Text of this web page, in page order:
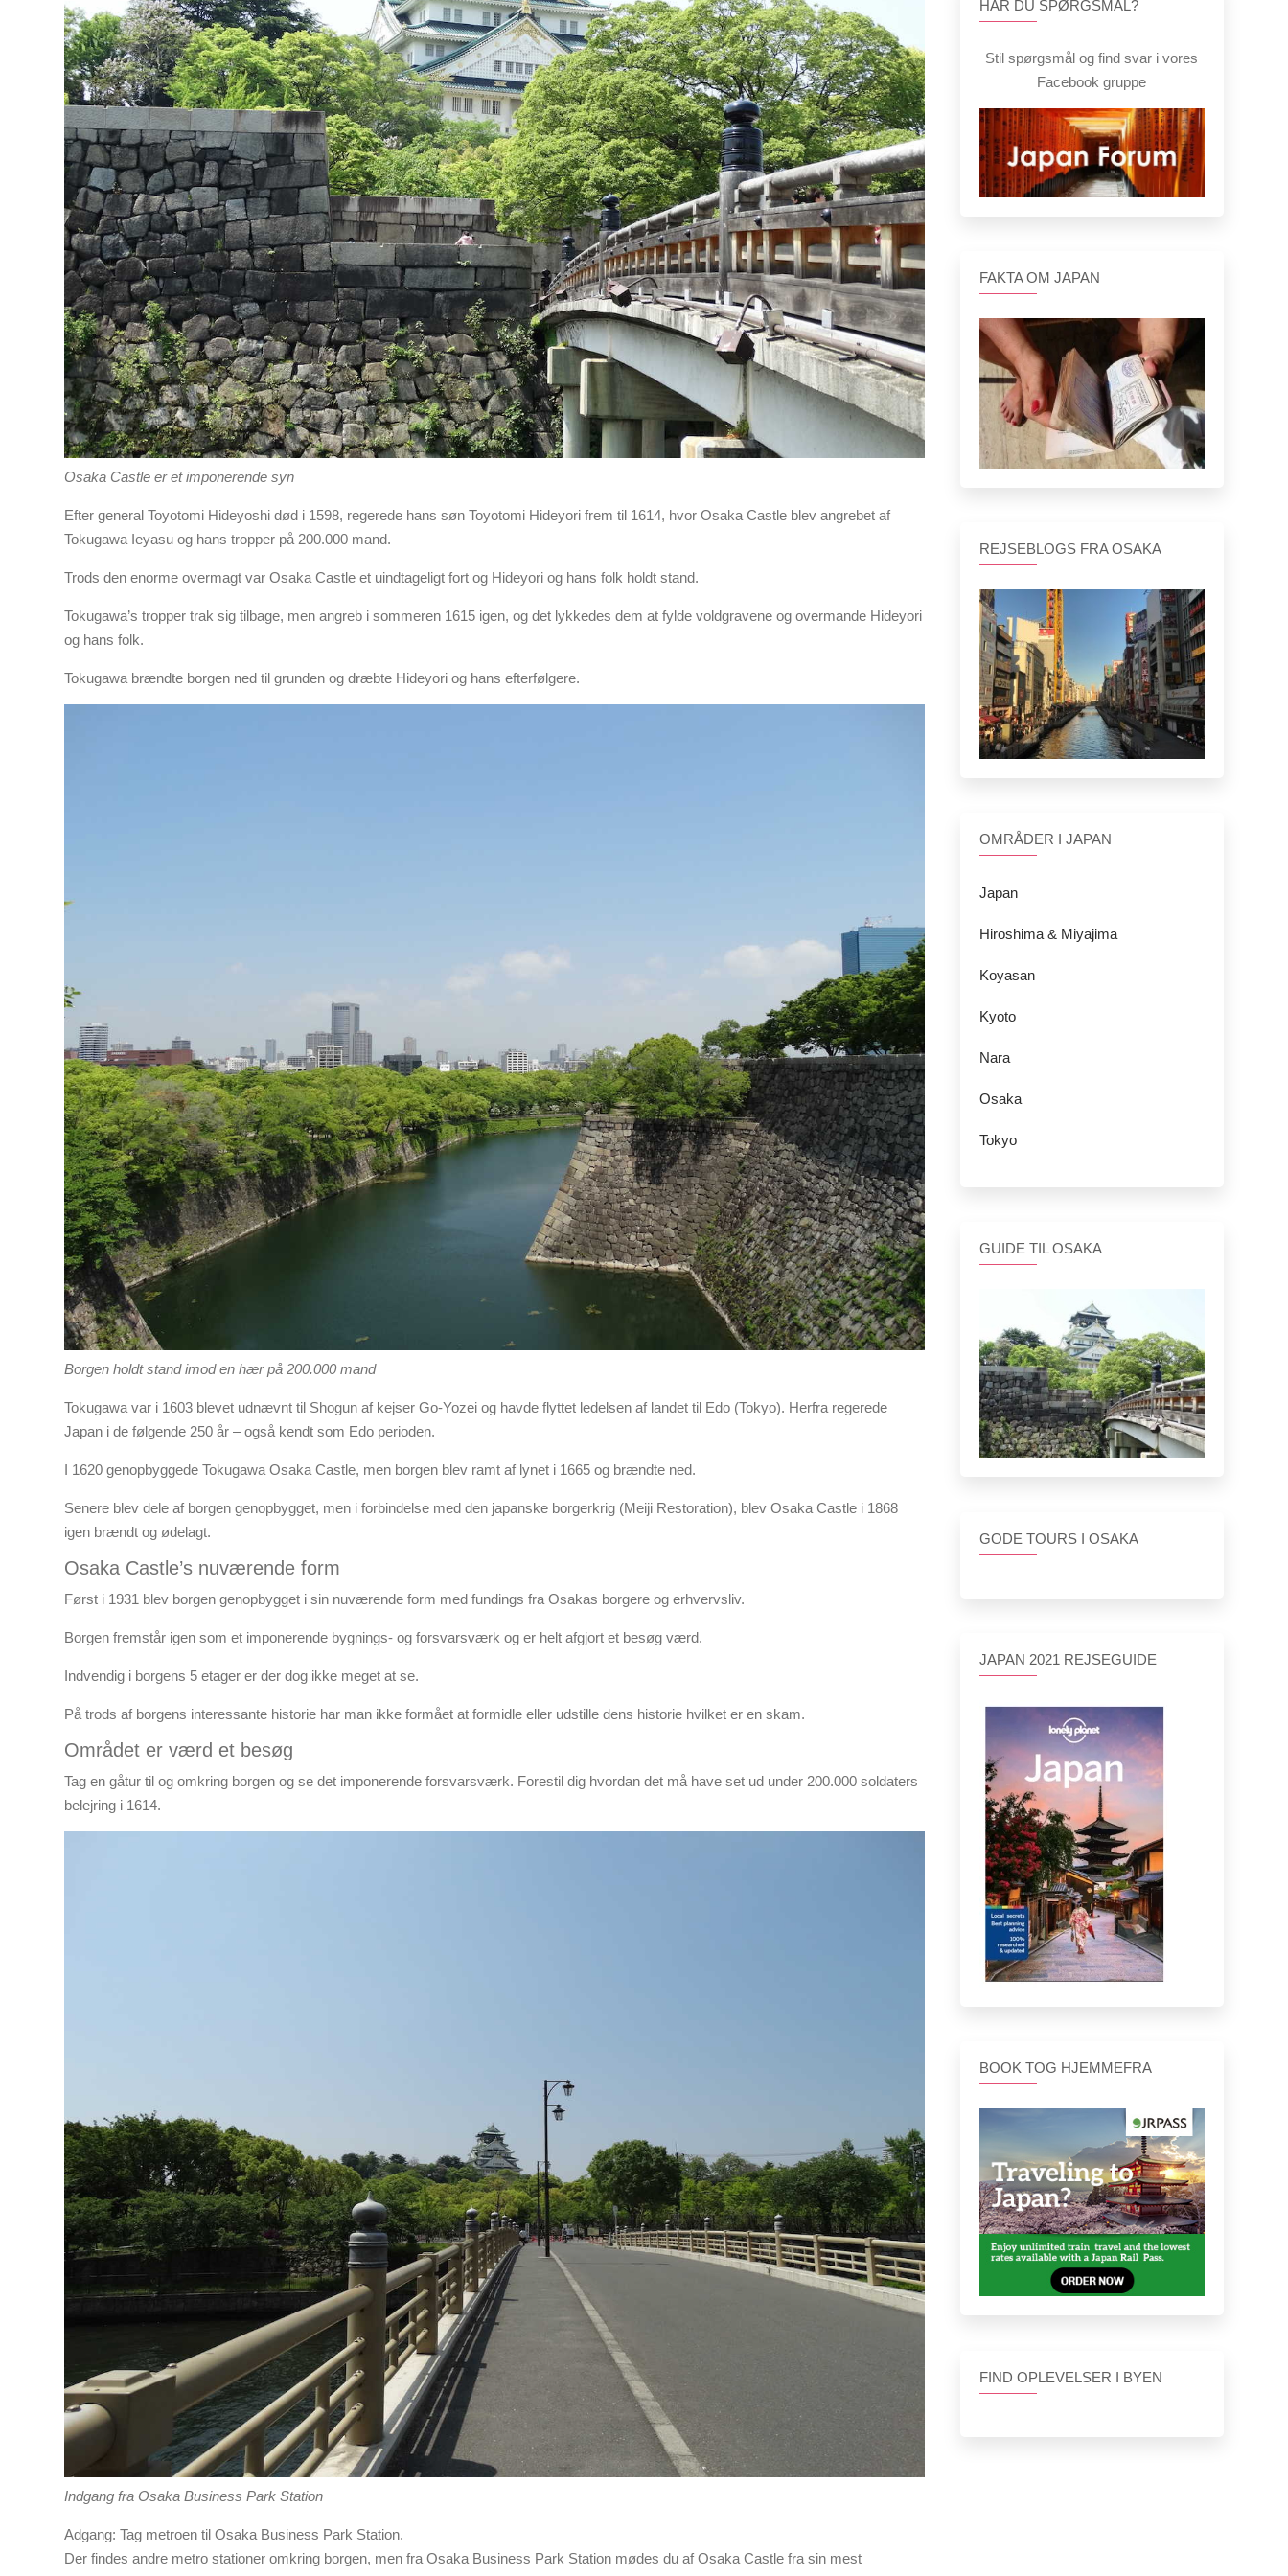
Osaka Castle er et imponerende syn
Efter general Toyotomi Hideyoshi død i 1598, regerede hans søn Toyotomi Hideyori frem til 1614, hvor Osaka Castle blev angrebet af
Tokugawa Ieyasu og hans tropper på 200.000 mand.
Trods den enorme overmagt var Osaka Castle et uindtageligt fort og Hideyori og hans folk holdt stand.
Tokugawa’s tropper trak sig tilbage, men angreb i sommeren 1615 igen, og det lykkedes dem at fylde voldgravene og overmande Hideyori
og hans folk.
Tokugawa brændte borgen ned til grunden og dræbte Hideyori og hans efterfølgere.
Borgen holdt stand imod en hær på 200.000 mand
Tokugawa var i 1603 blevet udnævnt til Shogun af kejser Go-Yozei og havde flyttet ledelsen af landet til Edo (Tokyo). Herfra regerede
Japan i de følgende 250 år – også kendt som Edo perioden.
I 1620 genopbyggede Tokugawa Osaka Castle, men borgen blev ramt af lynet i 1665 og brændte ned.
Senere blev dele af borgen genopbygget, men i forbindelse med den japanske borgerkrig (Meiji Restoration), blev Osaka Castle i 1868
igen brændt og ødelagt.
Osaka Castle’s nuværende form
Først i 1931 blev borgen genopbygget i sin nuværende form med fundings fra Osakas borgere og erhvervsliv.
Borgen fremstår igen som et imponerende bygnings- og forsvarsværk og er helt afgjort et besøg værd.
Indvendig i borgens 5 etager er der dog ikke meget at se.
På trods af borgens interessante historie har man ikke formået at formidle eller udstille dens historie hvilket er en skam.
Området er værd et besøg
Tag en gåtur til og omkring borgen og se det imponerende forsvarsværk. Forestil dig hvordan det må have set ud under 200.000 soldaters
belejring i 1614.
Indgang fra Osaka Business Park Station
Adgang: Tag metroen til Osaka Business Park Station.
Der findes andre metro stationer omkring borgen, men fra Osaka Business Park Station mødes du af Osaka Castle fra sin mest
HAR DU SPØRGSMÅL?
Stil spørgsmål og find svar i vores
Facebook gruppe
FAKTA OM JAPAN
REJSEBLOGS FRA OSAKA
OMRÅDER I JAPAN
Japan
Hiroshima & Miyajima
Koyasan
Kyoto
Nara
Osaka
Tokyo
GUIDE TIL OSAKA
GODE TOURS I OSAKA
JAPAN 2021 REJSEGUIDE
BOOK TOG HJEMMEFRA
FIND OPLEVELSER I BYEN